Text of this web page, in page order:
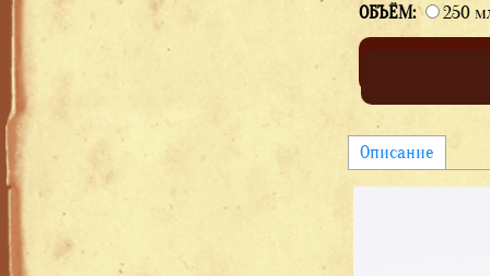
ОБЪЁМ: 250
Описание